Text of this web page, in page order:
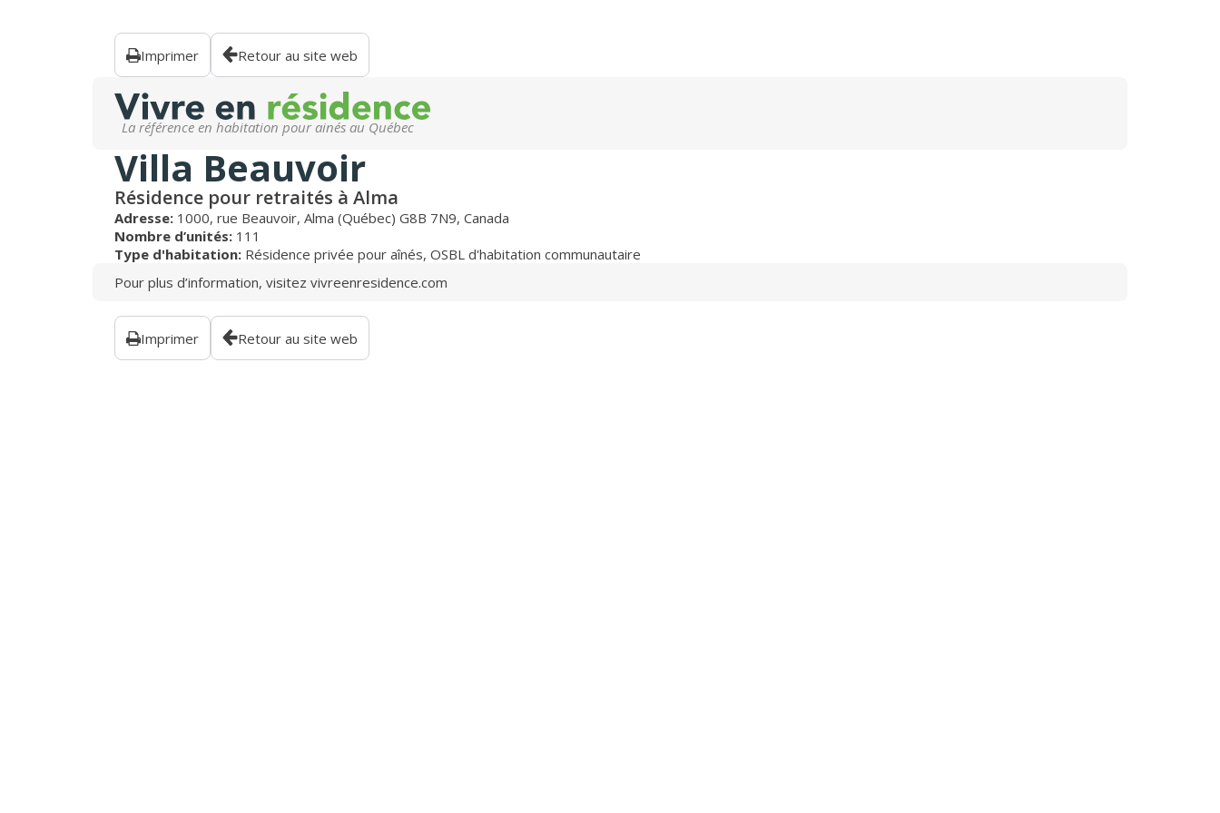
Imprimer Retour au site web
La référence en habitation pour ainés au Québec
Villa Beauvoir
Résidence pour retraités à Alma
Adresse: 1000, rue Beauvoir, Alma (Québec) G8B 7N9, Canada
Nombre d’unités: 111
Type d'habitation: Résidence privée pour aînés, OSBL d'habitation communautaire
Pour plus d’information, visitez vivreenresidence.com
Imprimer Retour au site web